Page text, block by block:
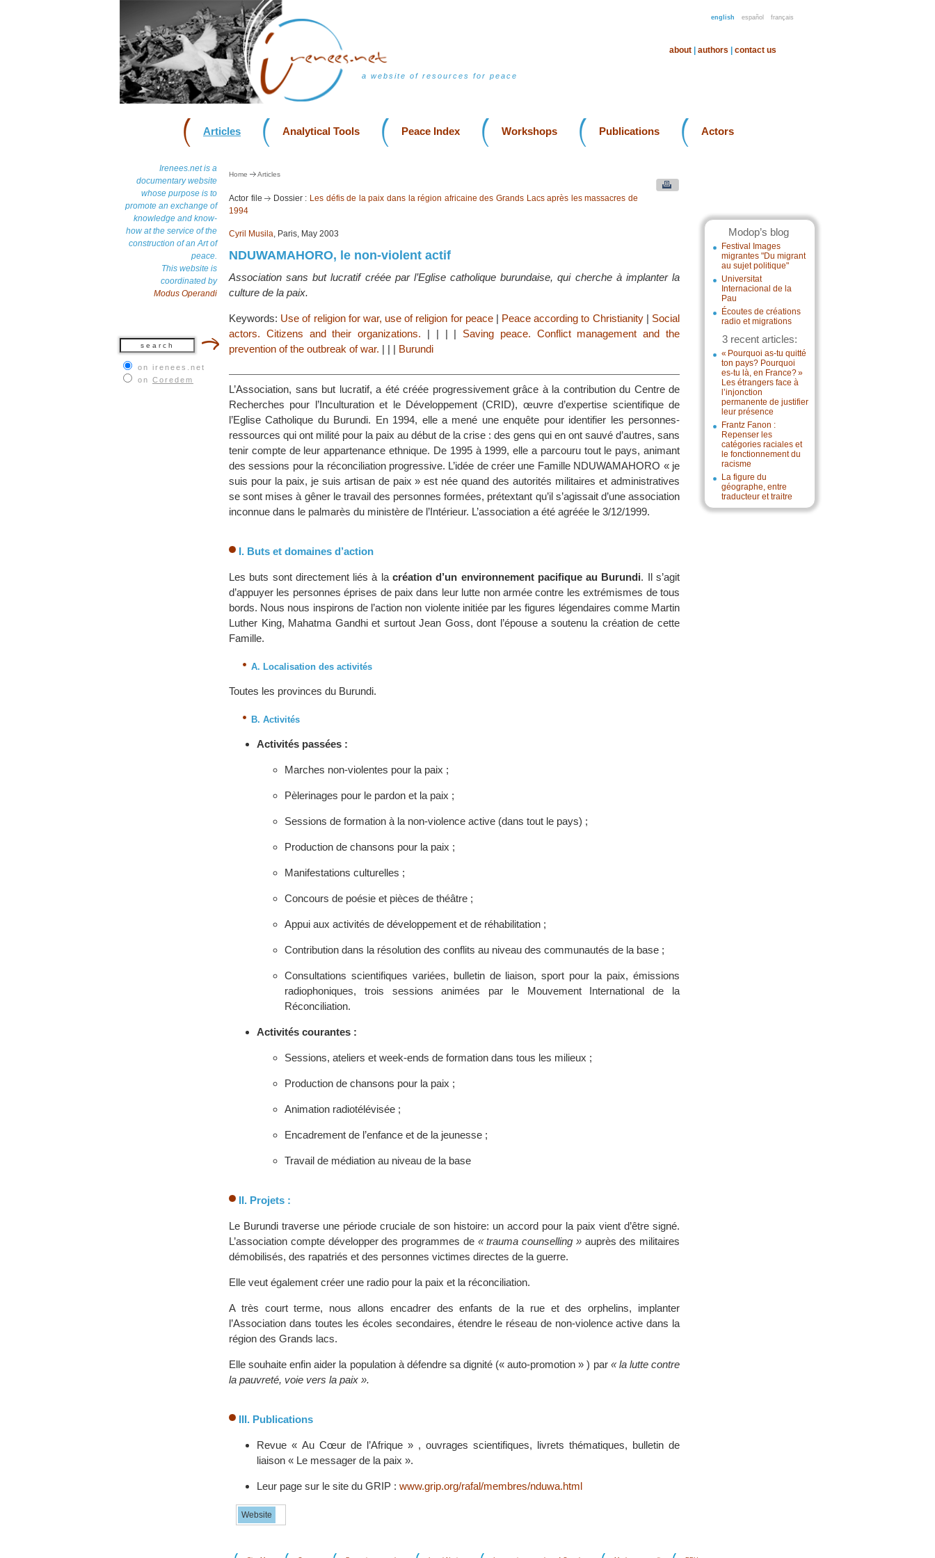
english español français
a website of resources for peace
about authors contact us
Articles Analytical Tools Peace Index Workshops Publications Actors
Irenees.net is a
documentary website
whose purpose is to
promote an exchange of
knowledge and know-
how at the service of the
construction of an Art of
peace.
This website is
coordinated by
Modus Operandi
on irenees.net
on Coredem
Modop’s blog
Festival Images
migrantes "Du migrant
au sujet politique"
Universitat
Internacional de la
Pau
Écoutes de créations
radio et migrations
3 recent articles:
« Pourquoi as-tu quitté
ton pays? Pourquoi
es-tu là, en France? »
Les étrangers face à
l’injonction
permanente de justifier
leur présence
Frantz Fanon :
Repenser les
catégories raciales et
le fonctionnement du
racisme
La figure du
géographe, entre
traducteur et traitre
Home Articles
Actor file Dossier : Les défis de la paix dans la région africaine des Grands Lacs après les massacres de
1994
Cyril Musila, Paris, May 2003
NDUWAMAHORO, le non-violent actif
Association sans but lucratif créée par l’Eglise catholique burundaise, qui cherche à implanter la
culture de la paix.
Keywords: Use of religion for war, use of religion for peace| Peace according to Christianity| Social
actors. Citizens and their organizations. | | | | Saving peace. Conflict management and the
prevention of the outbreak of war. | | | Burundi
L’Association, sans but lucratif, a été créée progressivement grâce à la contribution du Centre de
Recherches pour l’Inculturation et le Développement (CRID), œuvre d’expertise scientifique de
l’Eglise Catholique du Burundi. En 1994, elle a mené une enquête pour identifier les personnes-
ressources qui ont milité pour la paix au début de la crise : des gens qui en ont sauvé d’autres, sans
tenir compte de leur appartenance ethnique. De 1995 à 1999, elle a parcouru tout le pays, animant
des sessions pour la réconciliation progressive. L’idée de créer une Famille NDUWAMAHORO « je
suis pour la paix, je suis artisan de paix » est née quand des autorités militaires et administratives
se sont mises à gêner le travail des personnes formées, prétextant qu’il s’agissait d’une association
inconnue dans le palmarès du ministère de l’Intérieur. L’association a été agréée le 3/12/1999.
I. Buts et domaines d’action
Les buts sont directement liés à la création d’un environnement pacifique au Burundi. Il s’agit
d’appuyer les personnes éprises de paix dans leur lutte non armée contre les extrémismes de tous
bords. Nous nous inspirons de l’action non violente initiée par les figures légendaires comme Martin
Luther King, Mahatma Gandhi et surtout Jean Goss, dont l’épouse a soutenu la création de cette
Famille.
A. Localisation des activités
Toutes les provinces du Burundi.
B. Activités
Activités passées :
Marches non-violentes pour la paix ;
Pèlerinages pour le pardon et la paix ;
Sessions de formation à la non-violence active (dans tout le pays) ;
Production de chansons pour la paix ;
Manifestations culturelles ;
Concours de poésie et pièces de théâtre ;
Appui aux activités de développement et de réhabilitation ;
Contribution dans la résolution des conflits au niveau des communautés de la base ;
Consultations scientifiques variées, bulletin de liaison, sport pour la paix, émissions
radiophoniques, trois sessions animées par le Mouvement International de la
Réconciliation.
Activités courantes :
Sessions, ateliers et week-ends de formation dans tous les milieux ;
Production de chansons pour la paix ;
Animation radiotélévisée ;
Encadrement de l’enfance et de la jeunesse ;
Travail de médiation au niveau de la base
II. Projets :
Le Burundi traverse une période cruciale de son histoire: un accord pour la paix vient d’être signé.
L’association compte développer des programmes de « trauma counselling »auprès des militaires
démobilisés, des rapatriés et des personnes victimes directes de la guerre.
Elle veut également créer une radio pour la paix et la réconciliation.
A très court terme, nous allons encadrer des enfants de la rue et des orphelins, implanter
l’Association dans toutes les écoles secondaires, étendre le réseau de non-violence active dans la
région des Grands lacs.
Elle souhaite enfin aider la population à défendre sa dignité (« auto-promotion » ) par « la lutte contre
la pauvreté, voie vers la paix ».
III. Publications
Revue « Au Cœur de l’Afrique » , ouvrages scientifiques, livrets thématiques, bulletin de
liaison « Le messager de la paix ».
Leur page sur le site du GRIP : www.grip.org/rafal/membres/nduwa.html
Website